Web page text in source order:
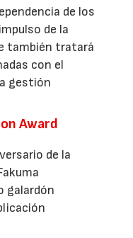
de los
de la
también tratará
con el
gestión
Award
de la
galardón